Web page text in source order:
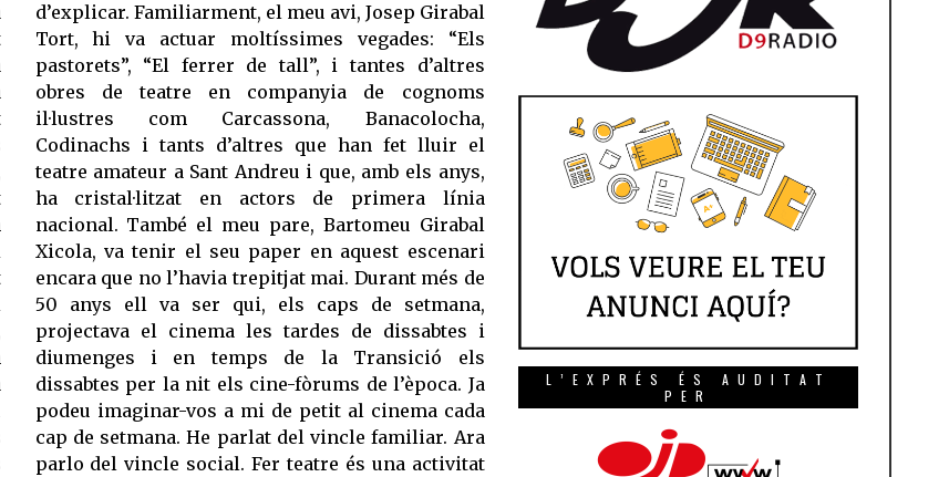
d’explicar. Familiarment, el meu avi, Josep Girabal
Tort, hi va actuar moltíssimes vegades: “Els
pastorets”, “El ferrer de tall”, i tantes d’altres
obres de teatre en companyia de cognoms
il·lustres com Carcassona, Banacolocha,
Codinachs i tants d’altres que han fet lluir el
teatre amateur a Sant Andreu i que, amb els anys,
ha cristal·litzat en actors de primera línia
nacional. També el meu pare, Bartomeu Girabal
Xicola, va tenir el seu paper en aquest escenari
encara que no l’havia trepitjat mai. Durant més de
50 anys ell va ser qui, els caps de setmana,
projectava el cinema les tardes de dissabtes i
diumenges i en temps de la Transició els
dissabtes per la nit els cine-fòrums de l’època. Ja
podeu imaginar-vos a mi de petit al cinema cada
cap de setmana. He parlat del vincle familiar. Ara
parlo del vincle social. Fer teatre és una activitat
L’EXPRÉS ÉS AUDITAT
PER